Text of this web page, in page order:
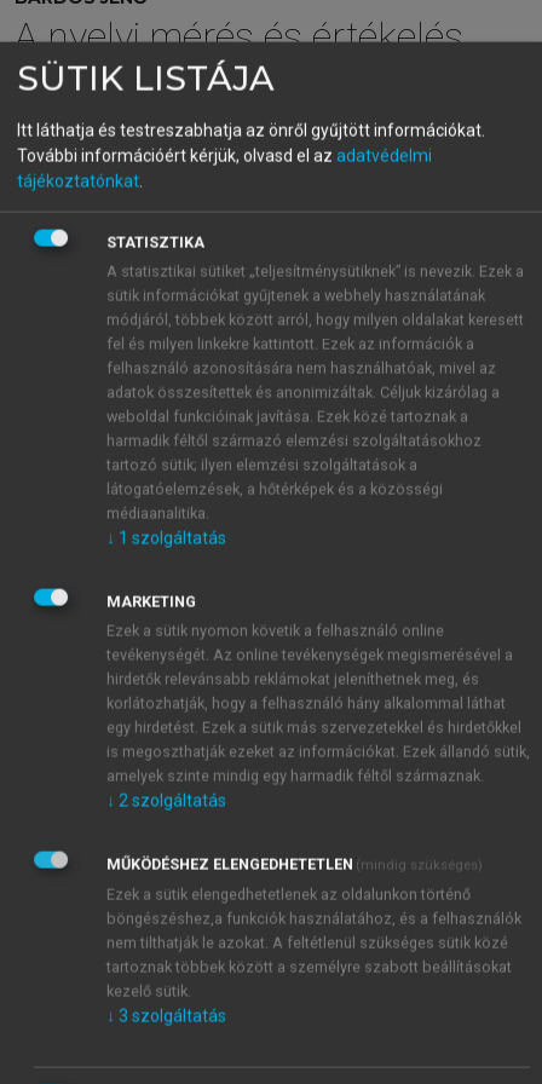
A nyelvi mérés és értékelés
elmélete és gyakorlata
menu_book OLVASÁS
A pragmatikus tesztelés
Már a hatvanas években is akadtak olyanok, akik
tiltakoztak a diszkrétpontos tesztelés
szétdaraboltsága miatt (Carroll, 1961;Cooper, 1968)
mégis majdnem húsz év telt el, mireOller (1979)
népszerűvé tudta tenni az integrált tesztelést néhány
meglehetősen ódivatú nyelvészeti és pszichológiai
elv felfrissítésével. A pragmatika szó használata
Ollernél ugyanis nem azonos a szó mai (nyelvészeti)
nyelvtani elvárás kategóriáján alapszik (hogy
tudniillik a hiányos mondatokat mintegy
kényszeresen ki akarjuk egészíteni). Ez az elv hozta
vissza haló poraiból adiktálástmint tesztmódszert,
valamint aszövegkiegészítésnekazt a sajátságos
esetét, amelyet cloze procedure-nek nevezett el a
szakma. Meg kell jegyeznünk, hogy mindkettő
valóban integrált mint technika, mert megoldásukhoz
tesztmódszerek csak passzív módon vizsgálják a
készségeket, hacsak az általuk kiváltott írást nem
tekintjük produkciónak (amit ugyanis le kell írni, az
egy-egy szó, illetve mások megfogalmazása). Később
Oller maga revideálta nézeteit, és a pragmatikus
tesztelés technikái közé bevezette a szóbeli
kommunikációt, különféle írásbeli feladatokat,
amelyek között még az esszé műfaja is szerepelt.
SÜTIK LISTÁJA
Itt láthatja és testreszabhatja az önről gyűjtött információkat.
További információért kérjük, olvasd el az adatvédelmi
tájékoztatónkat
STATISZTIKA
A statisztikai sütiket „teljesítménysütiknek” is nevezik. Ezek a
sütik információkat gyűjtenek a webhely használatának
módjáról, többek között arról, hogy milyen oldalakat keresett
fel és milyen linkekre kattintott. Ezek az információk a
felhasználó azonosítására nem használhatóak, mivel az
adatok összesítettek és anonimizáltak. Céljuk kizárólag a
weboldal funkcióinak javítása. Ezek közé tartoznak a
harmadik féltől származó elemzési szolgáltatásokhoz
tartozó sütik; ilyen elemzési szolgáltatások a
látogatóelemzések, a hőtérképek és a közösségi
médiaanalitika.
↓ 1 szolgáltatás
MARKETING
Ezek a sütik nyomon követik a felhasználó online
tevékenységét. Az online tevékenységek megismerésével a
hirdetők relevánsabb reklámokat jeleníthetnek meg, és
korlátozhatják, hogy a felhasználó hány alkalommal láthat
egy hirdetést. Ezek a sütik más szervezetekkel és hirdetőkkel
is megoszthatják ezeket az információkat. Ezek állandó sütik,
amelyek szinte mindig egy harmadik féltől származnak.
↓ 2 szolgáltatás
MŰKÖDÉSHEZ ELENGEDHETETLEN (mindig szükséges)
Ezek a sütik elengedhetetlenek az oldalunkon történő
böngészéshez,a funkciók használatához, és a felhasználók
nem tilthatják le azokat. A feltétlenül szükséges sütik közé
tartoznak többek között a személyre szabott beállításokat
kezelő sütik.
↓ 3 szolgáltatás